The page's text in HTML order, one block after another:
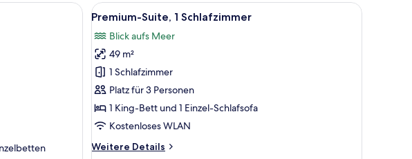
mit Lampe und großem Spiegel.
Hotelzimmer mit einem großen Bett, einer Couch, einem Schreibtisch und einem Fernseher.
Alle
Fotos
für
Premium-
Suite,
1
Schlafzimmer
anzeigen
Ein modernes Hotelzimmer mit einem
11
Premium-Suite, 1 Schlafzimmer
Blick aufs Meer
49 m²
1 Schlafzimmer
Platz für 3 Personen
1 King-Bett und 1 Einzel-Schlafsofa
Kostenloses WLAN
Weitere Details
Weitere